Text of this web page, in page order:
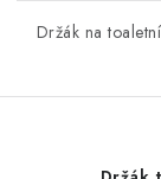
Držák na